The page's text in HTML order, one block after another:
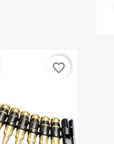
favorite_border